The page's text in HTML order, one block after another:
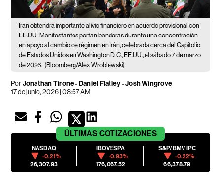
Irán obtendrá importante alivio financiero en acuerdo provisional con
EE.UU. Manifestantes portan banderas durante una concentración
en apoyo al cambio de régimen en Irán, celebrada cerca del Capitolio
de Estados Unidos en Washington D. C., EE.UU., el sábado 7 de marzo
de 2026. (Bloomberg/Alex Wroblewski)
PorJonathan Tirone - Daniel Flatley - Josh Wingrove
17 de junio, 2026 | 08:57 AM
ÚLTIMAS COTIZACIONES
NASDAQ
-0.21%
26,307.93
IBOVESPA
-0.93%
176,067.52
S&P/BMV IPC
-0.22%
66,378.79